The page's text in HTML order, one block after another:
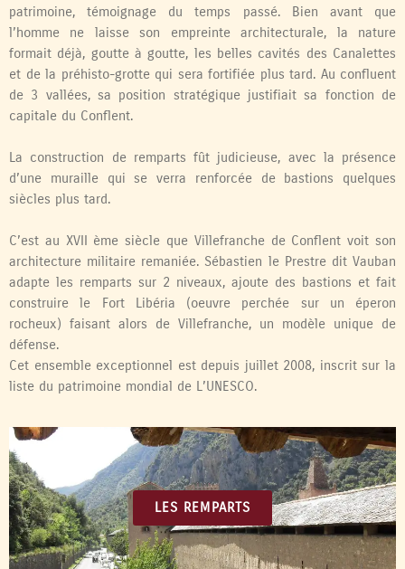
patrimoine, témoignage du temps passé. Bien avant que
l’homme ne laisse son empreinte architecturale, la nature
formait déjà, goutte à goutte, les belles cavités des Canalettes
et de la préhisto-grotte qui sera fortifiée plus tard. Au confluent
de 3 vallées, sa position stratégique justifiait sa fonction de
capitale du Conflent.
La construction de remparts fût judicieuse, avec la présence
d’une muraille qui se verra renforcée de bastions quelques
siècles plus tard.
C’est au XVII ème siècle que Villefranche de Conflent voit son
architecture militaire remaniée. Sébastien le Prestre dit Vauban
adapte les remparts sur 2 niveaux, ajoute des bastions et fait
construire le Fort Libéria (oeuvre perchée sur un éperon
rocheux) faisant alors de Villefranche, un modèle unique de
défense.
Cet ensemble exceptionnel est depuis juillet 2008, inscrit sur la
liste du patrimoine mondial de L’UNESCO.
LES REMPARTS